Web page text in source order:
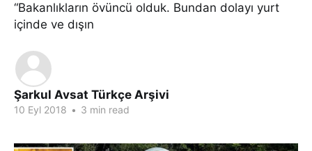
“Bakanlıkların övüncü olduk. Bundan dolayı yurt
içinde ve dışın
Şarkul Avsat Türkçe Arşivi
10 Eyl 2018 • 3 min read